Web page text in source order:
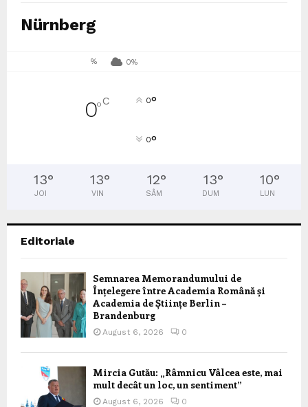
Nürnberg
% 0%
0°C 0°
0°
13°
JOI
13°
VIN
12°
SÂM
13°
DUM
10°
LUN
Editoriale
Semnarea Memorandumului de
Înțelegere între Academia Română și
Academia de Științe Berlin –
Brandenburg
August 6, 2026 0
Mircia Gutău: „Râmnicu Vâlcea este, mai
mult decât un loc, un sentiment”
August 6, 2026 0